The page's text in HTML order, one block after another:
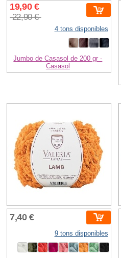
19,90 €
22,90 €
4 tons disponibles
Jumbo de Casasol de 200 gr -
Casasol
7,40 €
9 tons disponibles